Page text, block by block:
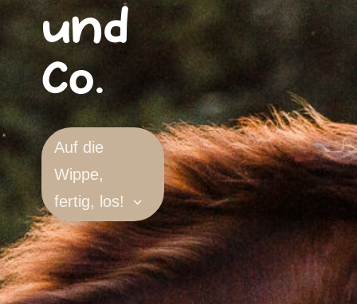
und
Co.
Auf die
Wippe,
fertig, los!